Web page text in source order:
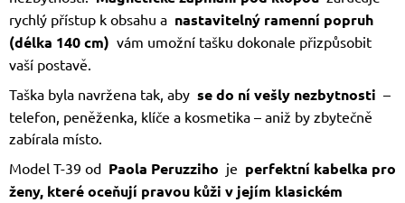
rychlý přístup k obsahu a nastavitelný ramenní popruh
(délka 140 cm) vám umožní tašku dokonale přizpůsobit
vaší postavě.
Taška byla navržena tak, aby se do ní vešly nezbytnosti –
telefon, peněženka, klíče a kosmetika – aniž by zbytečně
zabírala místo.
Model T-39 od Paola Peruzziho je perfektní kabelka pro
ženy, které oceňují pravou kůži v jejím klasickém